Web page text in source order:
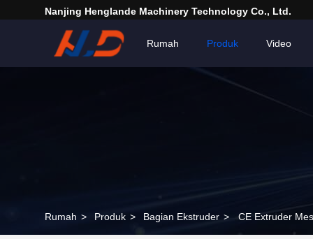
Nanjing Henglande Machinery Technology Co., Ltd.
Rumah Produk Video
Rumah > Produk > Bagian Ekstruder > CE Extruder